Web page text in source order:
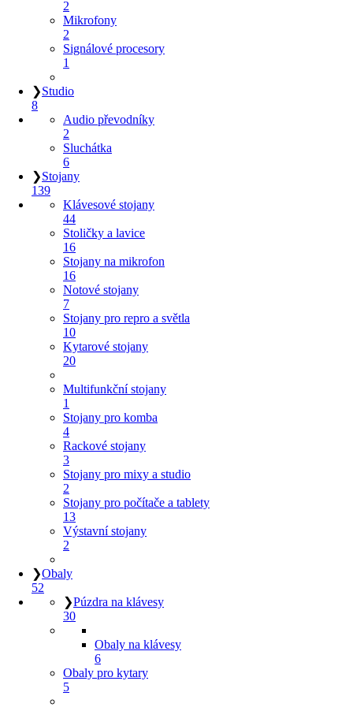
2
Mikrofony
2
Signálové procesory
1
❯Studio
8
Audio převodníky
2
Sluchátka
6
❯Stojany
139
Klávesové stojany
44
Stoličky a lavice
16
Stojany na mikrofon
16
Notové stojany
7
Stojany pro repro a světla
10
Kytarové stojany
20
Multifunkční stojany
1
Stojany pro komba
4
Rackové stojany
3
Stojany pro mixy a studio
2
Stojany pro počítače a tablety
13
Výstavní stojany
2
❯Obaly
52
❯Púzdra na klávesy
30
Obaly na klávesy
6
Obaly pro kytary
5